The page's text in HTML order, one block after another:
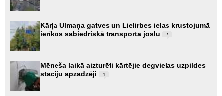
Kārļa Ulmaņa gatves un Lielirbes ielas krustojumā
ierīkos sabiedriskā transporta joslu
7
Mēneša laikā aizturēti kārtējie degvielas uzpildes
staciju apzadzēji
1